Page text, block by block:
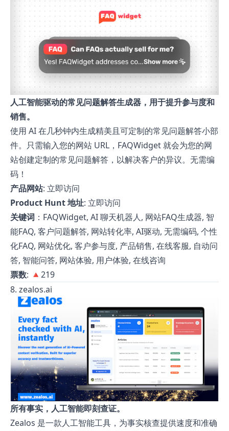
人工智能驱动的常见问题解答生成器，用于提升参与度和
销售。
使用 AI 在几秒钟内生成精美且可定制的常见问题解答小部
件。只需输入您的网站 URL，FAQWidget 就会为您的网
站创建定制的常见问题解答，以解决客户的异议。无需编
码！
产品网站: 立即访问
Product Hunt 地址: 立即访问
关键词 ：FAQWidget, AI 聊天机器人, 网站FAQ生成器, 智
能FAQ, 客户问题解答, 网站转化率, AI驱动, 无需编码, 个性
化FAQ, 网站优化, 客户参与度, 产品销售, 在线客服, 自动问
答, 智能问答, 网站体验, 用户体验, 在线咨询
票数: 🔺219
8. zealos.ai
所有事实，人工智能即刻查证。
Zealos 是一款人工智能工具，为事实核查提供速度和准确